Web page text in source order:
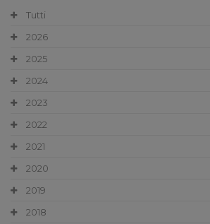
Tutti
2026
2025
2024
2023
2022
2021
2020
2019
2018